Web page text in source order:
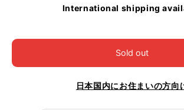
International shipping
Sold out
日本国内にお住まいの方向